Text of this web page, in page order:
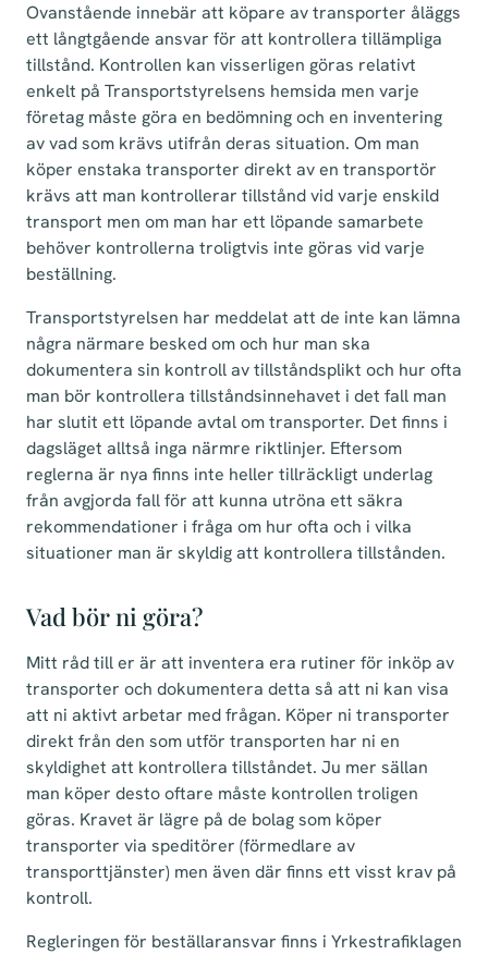
Ovanstående innebär att köpare av transporter åläggs
ett långtgående ansvar för att kontrollera tillämpliga
tillstånd. Kontrollen kan visserligen göras relativt
enkelt på Transportstyrelsens hemsida men varje
företag måste göra en bedömning och en inventering
av vad som krävs utifrån deras situation. Om man
köper enstaka transporter direkt av en transportör
krävs att man kontrollerar tillstånd vid varje enskild
transport men om man har ett löpande samarbete
behöver kontrollerna troligtvis inte göras vid varje
beställning.
Transportstyrelsen har meddelat att de inte kan lämna
några närmare besked om och hur man ska
dokumentera sin kontroll av tillståndsplikt och hur ofta
man bör kontrollera tillståndsinnehavet i det fall man
har slutit ett löpande avtal om transporter. Det finns i
dagsläget alltså inga närmre riktlinjer. Eftersom
reglerna är nya finns inte heller tillräckligt underlag
från avgjorda fall för att kunna utröna ett säkra
rekommendationer i fråga om hur ofta och i vilka
situationer man är skyldig att kontrollera tillstånden.
Vad bör ni göra?
Mitt råd till er är att inventera era rutiner för inköp av
transporter och dokumentera detta så att ni kan visa
att ni aktivt arbetar med frågan. Köper ni transporter
direkt från den som utför transporten har ni en
skyldighet att kontrollera tillståndet. Ju mer sällan
man köper desto oftare måste kontrollen troligen
göras. Kravet är lägre på de bolag som köper
transporter via speditörer (förmedlare av
transporttjänster) men även där finns ett visst krav på
kontroll.
Regleringen för beställaransvar finns i Yrkestrafiklagen